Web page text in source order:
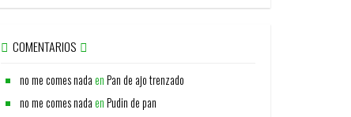
COMENTARIOS
no me comes nadaenPan de ajo trenzado
no me comes nadaenPudin de pan